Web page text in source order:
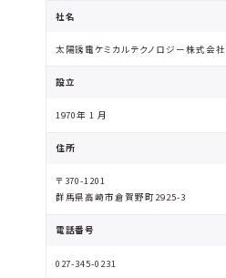
社名
太陽誘電ケミカルテクノロジー株式会社
設立
1970年 1 月
住所
〒370-1201
群馬県高崎市倉賀野町2925-3
電話番号
027-345-0231